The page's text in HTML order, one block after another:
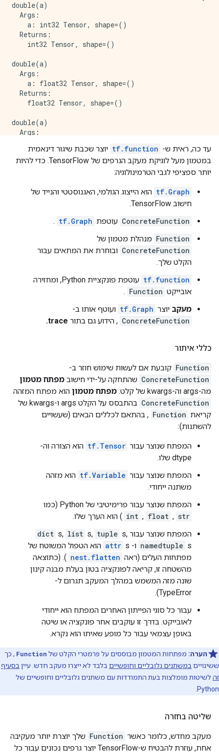
double(a)
  Args:
    a: int32 Tensor, shape=()
  Returns:
    int32 Tensor, shape=()
double(a)
  Args:
    a: float32 Tensor, shape=()
  Returns:
    float32 Tensor, shape=()
double(a)
  Args:
  Returns:
עד כה, ראית ש- tf.function יוצר שכבת שיגור דינאמית
במטמון מעל לוגיקת מעקב הגרפים של TensorFlow. כדי להיות
יותר ספציפי לגבי הטרמינולוגיה:
tf.Graph הוא הייצוג הגולמי, האגנוסטטי והנייד של
חישוב TensorFlow.
ConcreteFunction עוטפת tf.Graph
.
Function מנהלת מטמון של
ConcreteFunction ובוחרת את המתאים עבור
הקלט שלך.
tf.function
עוטפת פונקציית Python, ומחזירה
אובייקט Function
.
מעקב יוצר tf.Graph ועוטף אותו ב-
ConcreteFunction , הידוע גם בתור trace.
כללי איתור
Function קובעת אם לעשות שימוש חוזר ב-
ConcreteFunction שהתחקה על-ידי חישוב מפתח מטמון
מה-args וה-kwargs של קלט.
מפתח מטמון הוא מפתח המזהה
ConcreteFunction
בהתבסס על הקלט args ו-kwargs של
קריאת Function , בהתאם לכללים הבאים (שעשויים
להשתנות):
המפתח שנוצר עבור tf.Tensor הוא הצורה וה-
dtype שלו.
המפתח שנוצר עבור tf.Variable הוא מזהה
משתנה ייחודי.
המפתח שנוצר עבור פרימיטיבי של Python (כמו
int , float , str
) הוא הערך שלו.
המפתח שנוצר עבור
dict s, list s, tuple s,
namedtuple s ו- attr s הוא הטפול המשוטח של
מפתחות העלים (ראה nest.flatten ). (כתוצאה
מהשטחה זו, קריאה לפונקציה בטון בעלת מבנה קינון
שונה מזה המשמש במהלך המעקב תגרום ל-
TypeError).
עבור כל סוגי הפייתון האחרים המפתח הוא ייחודי
לאובייקט. בדרך זו עוקבים אחר פונקציה או שיטה
באופן עצמאי עבור כל מופע שאיתו הוא נקרא.
הערה: מפתחות המטמון מבוססים על פרמטרי הקלט של Function , כך
ששינויים במשתנים גלובליים וחופשיים בלבד לא ייצרו מעקב חדש. עיין בסעיף
זה לשיטות מומלצות בעת התמודדות עם משתנים גלובליים וחופשיים של
Python.
שליטה בחזרה
מעקב מחדש, כלומר כאשר Function שלך יוצרת יותר מעקיבה
אחת, עוזרת להבטיח ש-TensorFlow יוצר גרפים נכונים עבור כל